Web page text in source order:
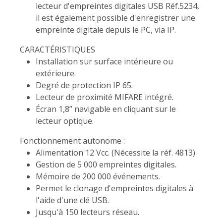
lecteur d'empreintes digitales USB Réf.5234,
il est également possible d'enregistrer une
empreinte digitale depuis le PC, via IP.
CARACTÉRISTIQUES
Installation sur surface intérieure ou
extérieure.
Degré de protection IP 65.
Lecteur de proximité MIFARE intégré.
Écran 1,8” navigable en cliquant sur le
lecteur optique.
Fonctionnement autonome :
Alimentation 12 Vcc. (Nécessite la réf. 4813)
Gestion de 5 000 empreintes digitales.
Mémoire de 200 000 événements.
Permet le clonage d'empreintes digitales à
l'aide d'une clé USB.
Jusqu'à 150 lecteurs réseau.